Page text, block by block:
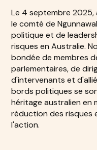
Le 4 septembre 2025,
le comté de
politique et de
risques en Australie.
bondée de membres
parlementaires, de
d'intervenants et
bords politiques se
héritage australien en
réduction des risques
l'action.